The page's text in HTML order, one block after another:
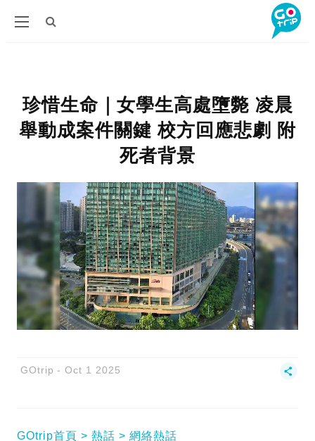
珍惜生命｜女學生高處墮斃 凌晨
舉動成案件關鍵 校方回應悲劇 附
死者背景
GOtrip Oct 1 2025
GOtrip首頁 熱話 網絡熱話